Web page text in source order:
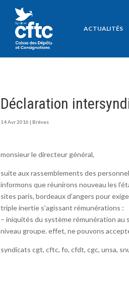
ACTUALITÉS
Déclaration
14 Avr 2016 | Brèves
monsieur le directeur général,
suite aux rassemblements des
informons que réunirons nouveau les
sites paris, bordeaux d’angers pour
triple inertie s’agissant rémunérations :
– iniquités du système rémunération au
niveau groupe. effet, ne pouvons
syndicats cgt, cftc, fo, cfdt, cgc, unsa,